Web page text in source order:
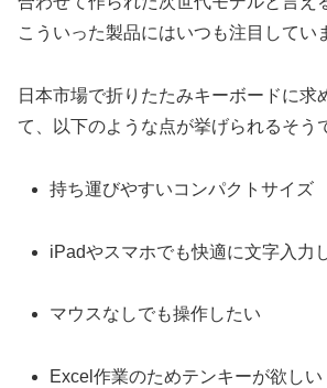
こういった製品にはいつも注目してい
日本市場で折りたたみキーボードに求
て、以下のような点が挙げられるそう
持ち運びやすいコンパクトサイズ
iPadやスマホでも快適に文字入力
マウスなしでも操作したい
Excel作業のためテンキーが欲しい